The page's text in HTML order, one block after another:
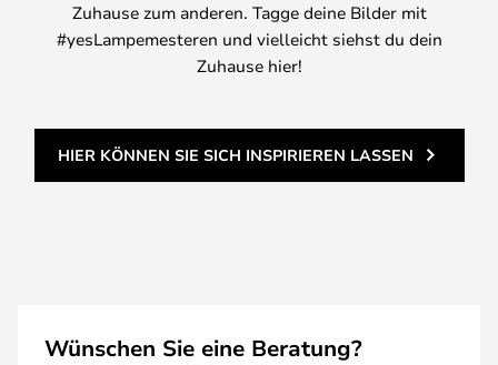
Zuhause zum anderen. Tagge deine Bilder mit
#yesLampemesteren und vielleicht siehst du dein
Zuhause hier!
HIER KÖNNEN SIE SICH INSPIRIEREN LASSEN
Wünschen Sie eine Beratung?